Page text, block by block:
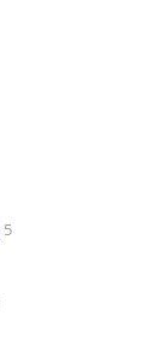
5